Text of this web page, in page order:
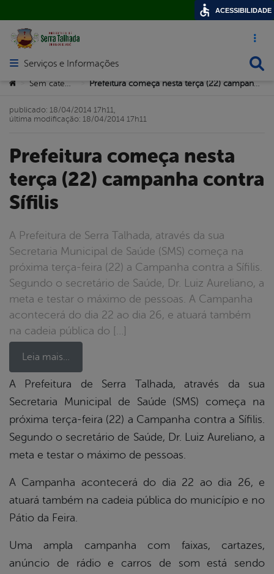
Acesso
Abrir menu principal de navegação
Serviços e Informações
Você está aqui:
> >
Prefeitura começa nesta
terça (22) campanha contra
Sífilis
A Prefeitura de Serra Talhada, através da sua
Secretaria Municipal de Saúde (SMS) começa na
próxima terça-feira (22) a Campanha contra a Sífilis.
Segundo o secretário de Saúde, Dr. Luiz Aureliano, a
meta e testar o máximo de pessoas. A Campanha
acontecerá do dia 22 ao dia 26, e atuará também
na cadeia pública do […]
Leia mais…
publicado: 18/04/2014 17h11,
última modificação: 18/04/2014 17h11
A Prefeitura de Serra Talhada, através da sua
Secretaria Municipal de Saúde (SMS) começa na
próxima terça-feira (22) a Campanha contra a Sífilis.
Segundo o secretário de Saúde, Dr. Luiz Aureliano, a
meta e testar o máximo de pessoas.
A Campanha acontecerá do dia 22 ao dia 26, e
atuará também na cadeia pública do município e no
Pátio da Feira.
Uma ampla campanha com faixas, cartazes,
anúncio de rádio e carros de som está sendo
ACESSIBILIDADE